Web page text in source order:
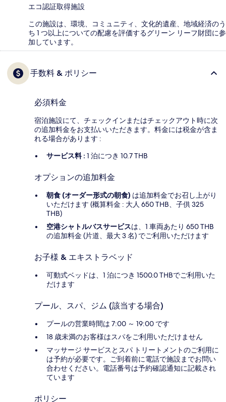
エコ認証取得施設
この施設は、環境、コミュニティ、文化的遺産、地域経済のう
ち 1 つ以上についての配慮を評価するグリーン リーフ財団に参
加しています。
手数料 & ポリシー
必須料金
宿泊施設にて、チェックインまたはチェックアウト時に次
の追加料金をお支払いいただきます。料金には税金が含ま
れる場合があります :
サービス料 : 1 泊につき 10.7 THB
オプションの追加料金
朝食 (オーダー形式の朝食) は追加料金でお召し上がり
いただけます (概算料金 : 大人 650 THB、子供 325
THB)
空港シャトルバスサービスは、1 車両あたり 650 THB
の追加料金 (片道、最大 3 名) でご利用いただけます
お子様 & エキストラベッド
可動式ベッドは、1 泊につき 1500.0 THBでご利用いた
だけます
プール、スパ、ジム (該当する場合)
プールの営業時間は 7:00 ～ 19:00 です
18 歳未満のお客様はスパをご利用いただけません
マッサージ サービスとスパ トリートメントのご利用に
は予約が必要です。ご到着前に電話で施設までお問い
合わせください。電話番号は予約確認通知に記載され
ています
ポリシー